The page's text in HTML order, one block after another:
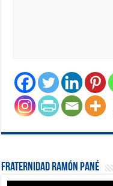
Fraternidad Ramón Pané